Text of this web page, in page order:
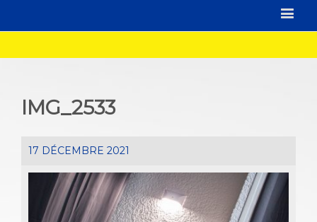
IMG_2533
17 DÉCEMBRE 2021